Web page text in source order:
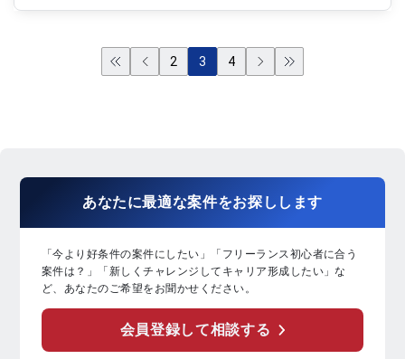
容】 ・AWS移行に伴う業務要件定義 ・クラウド移
行計画の策定およびプロジェクト推進 ・仮想環境
2 3 4
あなたに最適な案件をお探し します
「今より好条件の案件にしたい」「フリーランス初心者に合う
案件は？」「新しくチャレンジしてキャリア形成したい」な
ど、あなたのご希望をお聞かせください。
会員登録して相談する